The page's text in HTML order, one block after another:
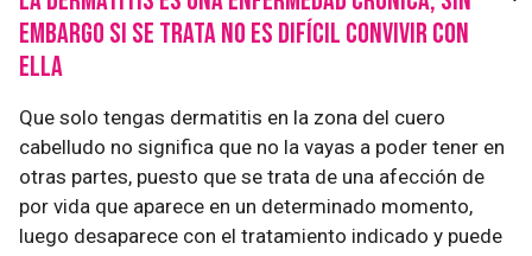
embargo si se trata no es difícil convivir con
ella
Que solo tengas dermatitis en la zona del cuero
cabelludo no significa que no la vayas a poder tener en
otras partes, puesto que se trata de una afección de
por vida que aparece en un determinado momento,
luego desaparece con el tratamiento indicado y puede